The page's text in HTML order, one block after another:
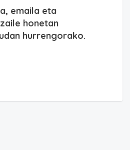
emaila eta
honetan
hurrengorako.